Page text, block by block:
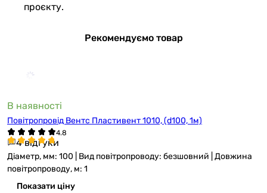
проєкту.
Рекомендуємо товар
В наявності
Повітропровід Вентс Пластивент 1010, (d100, 1м)
4 відгуки
Діаметр, мм: 100 | Вид повітропроводу: безшовний | Довжина
повітропроводу, м: 1
Показати ціну